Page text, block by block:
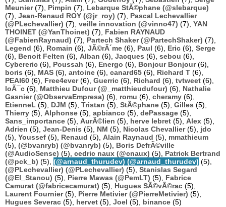
Meunier(7), Pimpin (7), Lebarque StÃ©phane (@slebarque)
(7), Jean-Renaud ROY (@jr_roy) (7), Pascal Lechevallier
(@PLechevallier) (7), veille innovation (@vinno47) (7), YAN
THOINET (@YanThoinet) (7), Fabien RAYNAUD
(@FabienRaynaud) (7), Partech Shaker (@PartechShaker) (7),
Legend (6), Romain (6), JÃ©rÃ´me (6), Paul (6), Eric (6), Serge
(6), Benoit Felten (6), Alban (6), Jacques (6), sebou (6),
Cybereric (6), Poussah (6), Energo (6), Bonjour Bonjour(6),
boris (6), MAS (6), antoine (6), canard65 (6), Richard T (6),
PEAI60 (6), Free4ever(6), Guerric (6), Richard (6), tvtweet (6),
loÃ¯c (6), Matthieu Dufour (@_matthieudufour) (6), Nathalie
Gasnier (@ObservaEmpresa) (6), romu (6), cheramy (6),
EtienneL (5), DJM (5), Tristan (5), StÃ©phane (5), Gilles (5),
Thierry (5), Alphonse (5), apbianco (5), dePassage (5),
Sans_importance (5), AurÃ©lien (5), herve lebret (5), Alex (5),
Adrien (5), Jean-Denis (5), NM (5), Nicolas Chevallier(5), jdo
(5), Youssef (5), Renaud (5), Alain Raynaud (5), mmathieum
(5), (@bvanryb) (@bvanryb) (5), Boris DefrÃ©ville
(@AudioSense) (5), cedric naux (@cnaux) (5), Patrick Bertrand
(@pck_b) (5), (@arnaud_thurudev) (@arnaud_thurudev) (5),
(@PLechevallier) (@PLechevallier) (5), Stanislas Segard
(@El_Stanou) (5), Pierre Mawas (@PemLT) (5), Fabrice
Camurat (@fabricecamurat) (5), Hugues SÃ©vÃ©rac (5),
Laurent Fournier(5), Pierre Metivier (@PierreMetivier) (5),
Hugues Severac (5), hervet (5), Joel (5), binance (5)